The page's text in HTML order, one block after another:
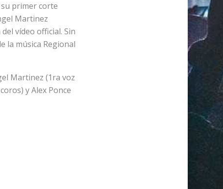
primer corte
Martinez
vídeo official. Sin
la música Regional
Martinez (1ra voz
y Alex Ponce